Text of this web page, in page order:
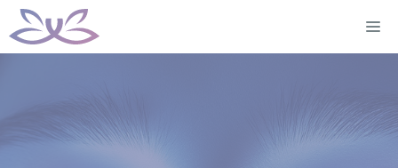
Aller
au